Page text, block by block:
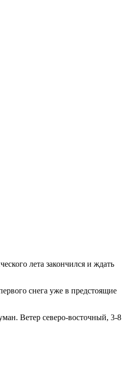
лета закончился и ждать
снега уже в предстоящие
Ветер северо-восточный, 3-8